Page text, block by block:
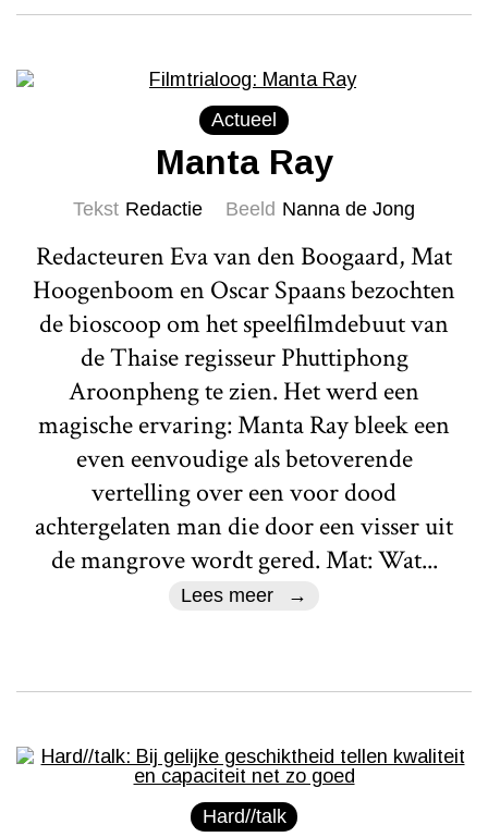
Actueel
Manta Ray
Tekst Redactie Beeld Nanna de Jong
Redacteuren Eva van den Boogaard, Mat
Hoogenboom en Oscar Spaans bezochten
de bioscoop om het speelfilmdebuut van
de Thaise regisseur Phuttiphong
Aroonpheng te zien. Het werd een
magische ervaring: Manta Ray bleek een
even eenvoudige als betoverende
vertelling over een voor dood
achtergelaten man die door een visser uit
de mangrove wordt gered. Mat: Wat...
Lees meer
Hard//talk